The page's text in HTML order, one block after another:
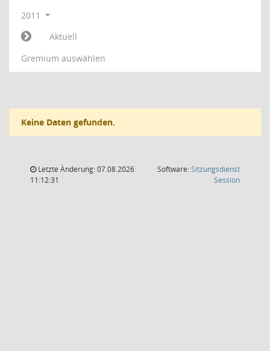
2011
Aktuell
Gremium auswählen
Keine Daten gefunden.
Letzte Änderung: 07.08.2026
11:12:31
Software:Sitzungsdienst
Session(Wird in